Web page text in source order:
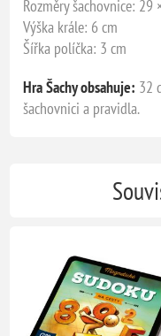
Rozměry šachovnice: 29
Výška krále: 6 cm
Šířka políčka: 3 cm
Hra Šachy obsahuje: 32
šachovnici a pravidla.